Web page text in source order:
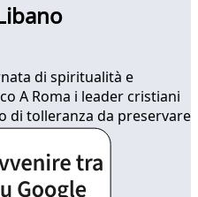
di spiritualità e
A Roma i leader cristiani
di tolleranza da preservare